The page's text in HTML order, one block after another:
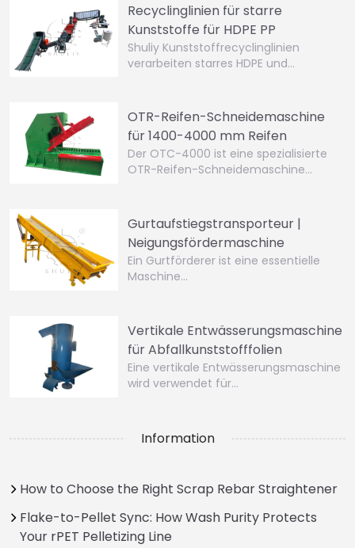
Recyclinglinien für starre
Kunststoffe für HDPE PP
Shuliy Kunststoffrecyclinglinien
verarbeiten starres HDPE und…
OTR-Reifen-Schneidemaschine
für 1400-4000 mm Reifen
Der OTC-4000 ist eine spezialisierte
OTR-Reifen-Schneidemaschine…
Gurtaufstiegstransporteur |
Neigungsfördermaschine
Ein Gurtförderer ist eine essentielle
Maschine…
Vertikale Entwässerungsmaschine
für Abfallkunststofffolien
Eine vertikale Entwässerungsmaschine
wird verwendet für…
Information
How to Choose the Right Scrap Rebar Straightener
Flake-to-Pellet Sync: How Wash Purity Protects
Your rPET Pelletizing Line